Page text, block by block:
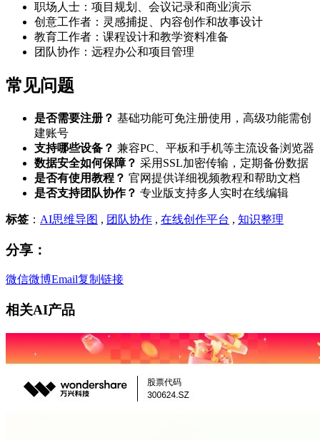
职场人士：项目规划、会议记录和商业演示
创意工作者：灵感捕捉、内容创作和故事设计
教育工作者：课程设计和教学资料准备
团队协作：远程办公和项目管理
常见问题
是否需要注册？ 基础功能可免注册使用，高级功能需创
建账号
支持哪些设备？ 兼容PC、平板和手机等主流设备浏览器
数据安全如何保障？ 采用SSL加密传输，定期备份数据
是否有使用教程？ 官网提供详细视频教程和帮助文档
是否支持团队协作？ 专业版支持多人实时在线编辑
标签 ： AI思维导图 , 团队协作 , 在线创作平台 , 知识整理
分享：
微信微博Email复制链接
相关AI产品